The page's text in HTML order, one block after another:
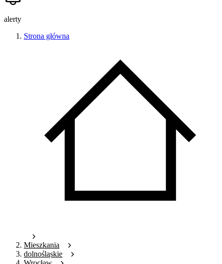
alerty
Strona główna
Mieszkania
dolnośląskie